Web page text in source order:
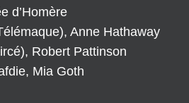
d’Homère
Anne Hathaway
Robert Pattinson
Mia Goth